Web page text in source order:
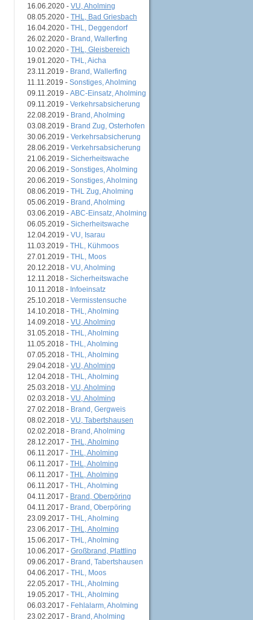
16.06.2020 - VU, Aholming
08.05.2020 - THL, Bad Griesbach
16.04.2020 - THL, Deggendorf
26.02.2020 - Brand, Wallerfing
10.02.2020 - THL, Gleisbereich
19.01.2020 - THL, Aicha
23.11.2019 - Brand, Wallerfing
11.11.2019 - Sonstiges, Aholming
09.11.2019 - ABC-Einsatz, Aholming
09.11.2019 - Verkehrsabsicherung
22.08.2019 - Brand, Aholming
03.08.2019 - Brand Zug, Osterhofen
30.06.2019 - Verkehrsabsicherung
28.06.2019 - Verkehrsabsicherung
21.06.2019 - Sicherheitswache
20.06.2019 - Sonstiges, Aholming
20.06.2019 - Sonstiges, Aholming
08.06.2019 - THL Zug, Aholming
05.06.2019 - Brand, Aholming
03.06.2019 - ABC-Einsatz, Aholming
06.05.2019 - Sicherheitswache
12.04.2019 - VU, Isarau
11.03.2019 - THL, Kühmoos
27.01.2019 - THL, Moos
20.12.2018 - VU, Aholming
12.11.2018 - Sicherheitswache
10.11.2018 - Infoeinsatz
25.10.2018 - Vermisstensuche
14.10.2018 - THL, Aholming
14.09.2018 - VU, Aholming
31.05.2018 - THL, Aholming
11.05.2018 - THL, Aholming
07.05.2018 - THL, Aholming
29.04.2018 - VU, Aholming
12.04.2018 - THL, Aholming
25.03.2018 - VU, Aholming
02.03.2018 - VU, Aholming
27.02.2018 - Brand, Gergweis
08.02.2018 - VU, Tabertshausen
02.02.2018 - Brand, Aholming
28.12.2017 - THL, Aholming
06.11.2017 - THL, Aholming
06.11.2017 - THL, Aholming
06.11.2017 - THL, Aholming
06.11.2017 - THL, Aholming
04.11.2017 - Brand, Oberpöring
04.11.2017 - Brand, Oberpöring
23.09.2017 - THL, Aholming
23.06.2017 - THL, Aholming
15.06.2017 - THL, Aholming
10.06.2017 - Großbrand, Plattling
09.06.2017 - Brand, Tabertshausen
04.06.2017 - THL, Moos
22.05.2017 - THL, Aholming
19.05.2017 - THL, Aholming
06.03.2017 - Fehlalarm, Aholming
23.02.2017 - Brand, Aholming